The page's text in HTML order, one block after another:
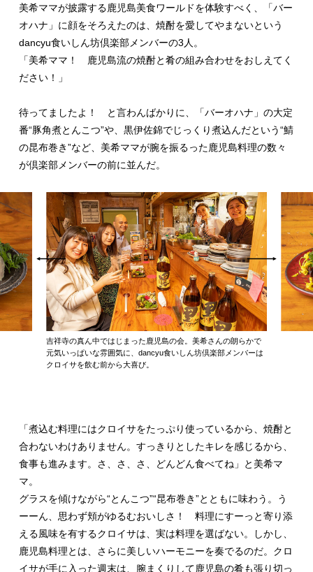
美希ママが披露する鹿児島美食ワールドを体験すべく、「バー
オハナ」に顔をそろえたのは、焼酎を愛してやまないという
dancyu食いしん坊倶楽部メンバーの3人。
「美希ママ！ 鹿児島流の焼酎と肴の組み合わせをおしえてく
ださい！」
待ってましたよ！ と言わんばかりに、「バーオハナ」の大定
番“豚角煮とんこつ”や、黒伊佐錦でじっくり煮込んだという“鯖
の昆布巻き”など、美希ママが腕を振るった鹿児島料理の数々
が倶楽部メンバーの前に並んだ。
吉祥寺の真ん中ではじまった鹿児島の会。美希さんの朗らかで
元気いっぱいな雰囲気に、dancyu食いしん坊倶楽部メンバーは
クロイサを飲む前から大喜び。
「煮込む料理にはクロイサをたっぷり使っているから、焼酎と
合わないわけありません。すっきりとしたキレを感じるから、
食事も進みます。さ、さ、さ、どんどん食べてね」と美希マ
マ。
グラスを傾けながら“とんこつ”“昆布巻き”とともに味わう。う
ーーん、思わず頬がゆるむおいしさ！ 料理にすーっと寄り添
える風味を有するクロイサは、実は料理を選ばない。しかし、
鹿児島料理とは、さらに美しいハーモニーを奏でるのだ。クロ
イサが手に入った週末は、腕まくりして鹿児島の肴も張り切っ